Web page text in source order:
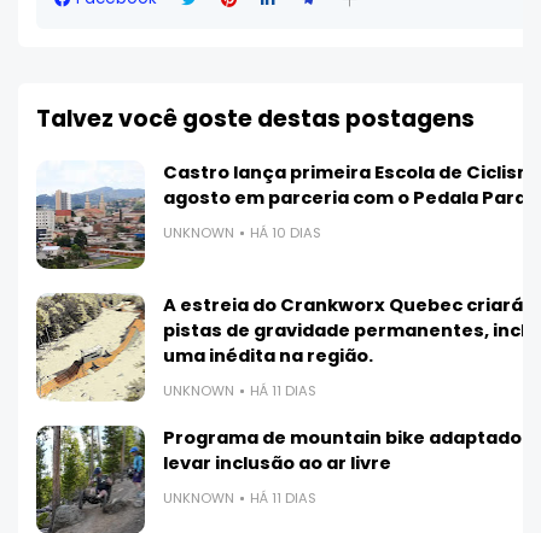
Talvez você goste destas postagens
Castro lança primeira Escola de
agosto em parceria com o Pedala
UNKNOWN HÁ 10 DIAS
A estreia do Crankworx Quebec criará 3
pistas de gravidade permanentes,
uma inédita na região.
UNKNOWN HÁ 11 DIAS
Programa de mountain bike adaptado
levar inclusão ao ar livre
UNKNOWN HÁ 11 DIAS